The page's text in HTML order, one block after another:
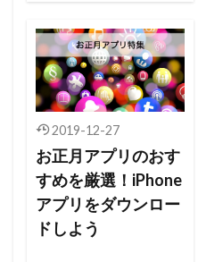
2019-12-27
お正月アプリのおす
すめを厳選！iPhone
アプリをダウンロー
ドしよう